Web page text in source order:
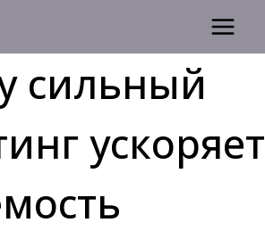
сильный
ускоряет